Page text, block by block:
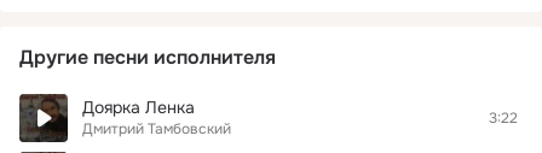
Другие песни исполнителя
Доярка Ленка
Дмитрий Тамбовский
3:22